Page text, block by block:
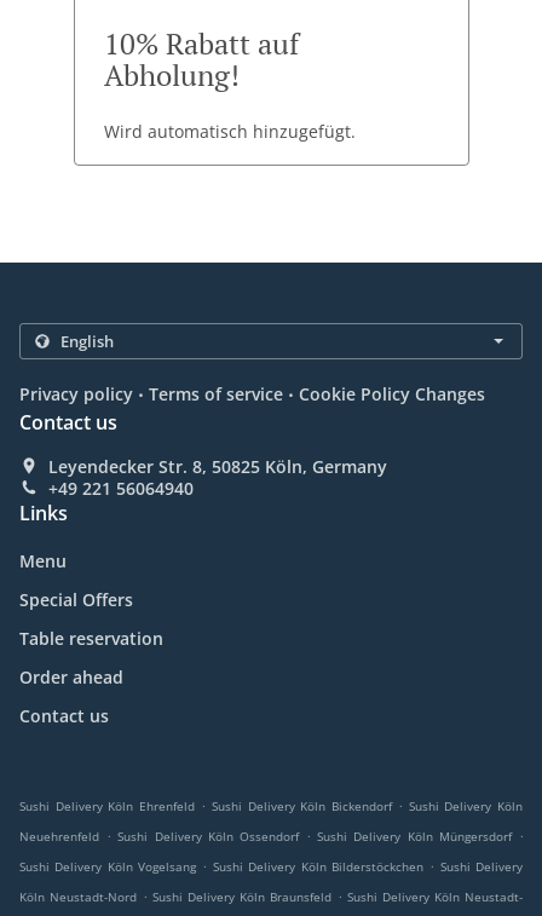
10% Rabatt auf
Abholung!
Wird automatisch hinzugefügt.
Privacy policy . Terms of service . Cookie Policy Changes
Contact us
Leyendecker Str. 8, 50825 Köln, Germany
+49 221 56064940
Links
Menu
Special Offers
Table reservation
Order ahead
Contact us
Sushi Delivery Köln Ehrenfeld . Sushi Delivery Köln Bickendorf . Sushi Delivery Köln
Neuehrenfeld . Sushi Delivery Köln Ossendorf . Sushi Delivery Köln Müngersdorf .
Sushi Delivery Köln Vogelsang . Sushi Delivery Köln Bilderstöckchen . Sushi Delivery
Köln Neustadt-Nord . Sushi Delivery Köln Braunsfeld . Sushi Delivery Köln Neustadt-